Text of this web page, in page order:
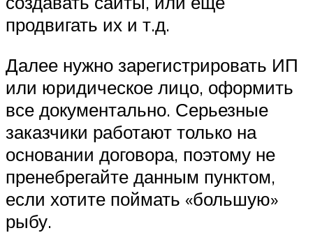
продвигать их и т.д.
Далее нужно зарегистрировать ИП
или юридическое лицо, оформить
все документально. Серьезные
заказчики работают только на
основании договора, поэтому не
пренебрегайте данным пунктом,
если хотите поймать «большую»
рыбу.